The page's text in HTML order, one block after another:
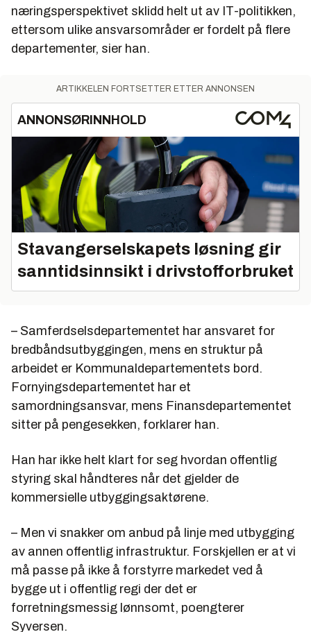
næringsperspektivet sklidd helt ut av IT-politikken,
ettersom ulike ansvarsområder er fordelt på flere
departementer, sier han.
ARTIKKELEN FORTSETTER ETTER ANNONSEN
ANNONSØRINNHOLD
Stavangerselskapets løsning gir
sanntidsinnsikt i drivstofforbruket
– Samferdselsdepartementet har ansvaret for
bredbåndsutbyggingen, mens en struktur på
arbeidet er Kommunaldepartementets bord.
Fornyingsdepartementet har et
samordningsansvar, mens Finansdepartementet
sitter på pengesekken, forklarer han.
Han har ikke helt klart for seg hvordan offentlig
styring skal håndteres når det gjelder de
kommersielle utbyggingsaktørene.
– Men vi snakker om anbud på linje med utbygging
av annen offentlig infrastruktur. Forskjellen er at vi
må passe på ikke å forstyrre markedet ved å
bygge ut i offentlig regi der det er
forretningsmessig lønnsomt, poengterer
Syversen.